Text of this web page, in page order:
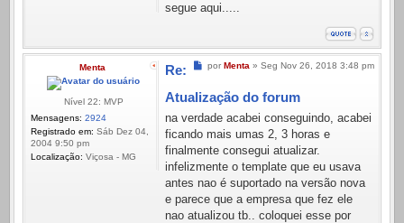
segue aqui.....
Menta
Nível 22: MVP
Mensagens: 2924
Registrado em: Sáb Dez 04,
2004 9:50 pm
Localização: Viçosa - MG
Mensagem
por Menta » Seg Nov 26, 2018 3:48 pm
Re:
Atualização do forum
na verdade acabei conseguindo, acabei
ficando mais umas 2, 3 horas e
finalmente consegui atualizar.
infelizmente o template que eu usava
antes nao é suportado na versão nova
e parece que a empresa que fez ele
nao atualizou tb.. coloquei esse por